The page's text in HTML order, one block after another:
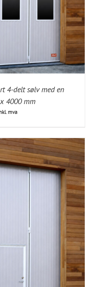
4-delt sølv med en
4000 mm
mva